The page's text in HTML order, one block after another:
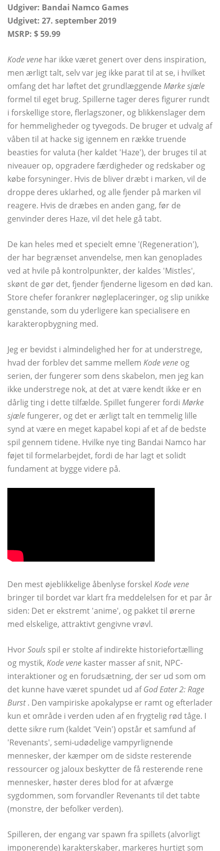
Udgiver: Bandai Namco Games
Udgivet: 27. september 2019
MSRP: $ 59.99
Kode vene har ikke været genert over dens inspiration,
men ærligt talt, selv var jeg ikke parat til at se, i hvilket
omfang det har løftet det grundlæggende Mørke sjæle
formel til eget brug. Spillerne tager deres figurer rundt
i forskellige store, flerlagszoner, og blikkenslager dem
for hemmeligheder og tyvegods. De bruger et udvalg af
våben til at hacke sig igennem en række truende
beasties for valuta (her kaldet 'Haze'), der bruges til at
niveauer op, opgradere færdigheder og redskaber og
købe forsyninger. Hvis de bliver dræbt i marken, vil de
droppe deres uklarhed, og alle fjender på marken vil
reagere. Hvis de dræbes en anden gang, før de
genvinder deres Haze, vil det hele gå tabt.
De kan heles med et specielt emne '(Regeneration'),
der har begrænset anvendelse, men kan genoplades
ved at hvile på kontrolpunkter, der kaldes 'Mistles',
skønt de gør det, fjender fjenderne ligesom en død kan.
Store chefer forankrer nøgleplaceringer, og slip unikke
genstande, som du yderligere kan specialisere en
karakteropbygning med.
Jeg er bevidst i almindelighed her for at understrege,
hvad der forblev det samme mellem Kode vene og
serien, der fungerer som dens skabelon, men jeg kan
ikke understrege nok, at det at være kendt ikke er en
dårlig ting i dette tilfælde. Spillet fungerer fordi Mørke
sjælefungerer, og det er ærligt talt en temmelig lille
synd at være en meget kapabel kopi af et af de bedste
spil gennem tidene. Hvilke nye ting Bandai Namco har
føjet til formelarbejdet, fordi de har lagt et solidt
fundament at bygge videre på.
Den mest øjeblikkelige åbenlyse forskel Kode vene
bringer til bordet var klart fra meddelelsen for et par år
siden: Det er ekstremt 'anime', og pakket til ørerne
med elskelige, attraktivt gengivne vrøvl.
HvorSouls spil er stolte af indirekte historiefortælling
og mystik, Kode vene kaster masser af snit, NPC-
interaktioner og en forudsætning, der ser ud som om
det kunne have været spundet ud afGod Eater 2: Rage
Burst. Den vampiriske apokalypse er ramt og efterlader
kun et område i verden uden af ​​en frygtelig rød tåge. I
dette sikre rum (kaldet 'Vein') opstår et samfund af
'Revenants', semi-udødelige vampyrlignende
mennesker, der kæmper om de sidste resterende
ressourcer og jaloux beskytter de få resterende rene
mennesker, høster deres blod for at afværge
sygdommen, som forvandler Revenants til det tabte
(monstre, der befolker verden).
Spilleren, der engang var spawn fra spillets (alvorligt
imponerende) karakterskaber, markeres hurtigt som